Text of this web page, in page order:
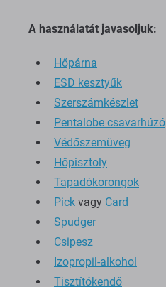
A használatát javasoljuk:
Hőpárna
ESD kesztyűk
Szerszámkészlet
Pentalobe csavarhúzó
Védőszemüveg
Hőpisztoly
Tapadókorongok
Pick vagy Card
Spudger
Csipesz
Izopropil-alkohol
Tisztítókendő